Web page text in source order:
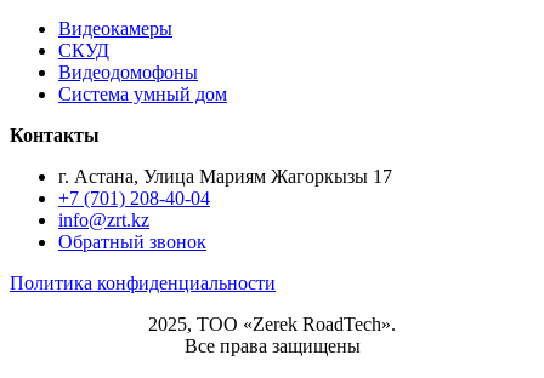
Видеокамеры
СКУД
Видеодомофоны
Система умный дом
Контакты
г. Астана, Улица Мариям Жагоркызы 17
+7 (701) 208-40-04
info@zrt.kz
Обратный звонок
Политика конфиденциальности
2025, ТОО «Zerek RoadTech».
Все права защищены